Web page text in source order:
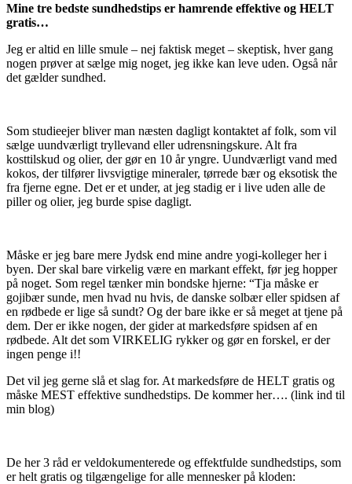
Mine tre bedste sundhedstips er hamrende effektive og HELT
gratis…
Jeg er altid en lille smule – nej faktisk meget – skeptisk, hver gang
nogen prøver at sælge mig noget, jeg ikke kan leve uden. Også når
det gælder sundhed.
Som studieejer bliver man næsten dagligt kontaktet af folk, som vil
sælge uundværligt tryllevand eller udrensningskure. Alt fra
kosttilskud og olier, der gør en 10 år yngre. Uundværligt vand med
kokos, der tilfører livsvigtige mineraler, tørrede bær og eksotisk the
fra fjerne egne. Det er et under, at jeg stadig er i live uden alle de
piller og olier, jeg burde spise dagligt.
Måske er jeg bare mere Jydsk end mine andre yogi-kolleger her i
byen. Der skal bare virkelig være en markant effekt, før jeg hopper
på noget. Som regel tænker min bondske hjerne: “Tja måske er
gojibær sunde, men hvad nu hvis, de danske solbær eller spidsen af
en rødbede er lige så sundt? Og der bare ikke er så meget at tjene på
dem. Der er ikke nogen, der gider at markedsføre spidsen af en
rødbede. Alt det som VIRKELIG rykker og gør en forskel, er der
ingen penge i!!
Det vil jeg gerne slå et slag for. At markedsføre de HELT gratis og
måske MEST effektive sundhedstips. De kommer her…. (link ind til
min blog)
De her 3 råd er veldokumenterede og effektfulde sundhedstips, som
er helt gratis og tilgængelige for alle mennesker på kloden: